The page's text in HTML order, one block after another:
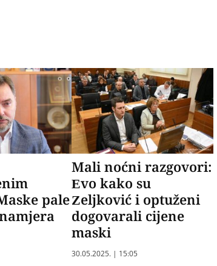
pale
Mali noćni razgovori:
Evo kako su
Zeljković i optuženi
dogovarali cijene
maski
30.05.2025. | 15:05